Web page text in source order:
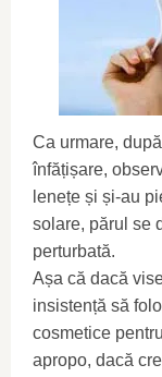
Ca urmare,
înfățișare,
lenețe și și-au
solare, părul se
perturbată.
Așa că dacă
insistență să
cosmetice
apropo, dacă